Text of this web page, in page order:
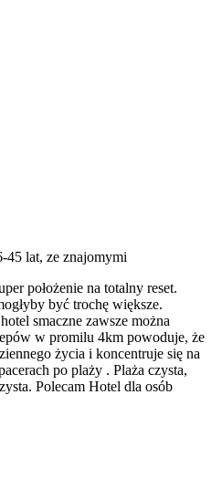
45 lat, ze znajomymi
położenie na totalny reset.
być trochę większe.
smaczne zawsze można
w promilu 4km powoduje, że
życia i koncentruje się na
po plaży . Plaża czysta,
Polecam Hotel dla osób